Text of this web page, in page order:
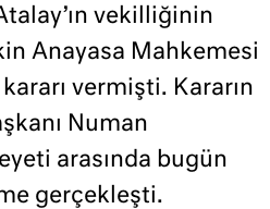
vekilliğinin
Anayasa Mahkemesi
vermişti. Kararın
Numan
arasında bugün
gerçekleşti.